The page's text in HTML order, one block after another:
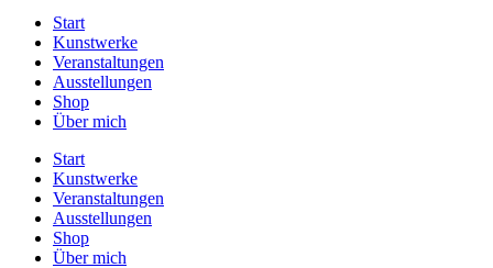
Start
Kunstwerke
Veranstaltungen
Ausstellungen
Shop
Über mich
Start
Kunstwerke
Veranstaltungen
Ausstellungen
Shop
Über mich